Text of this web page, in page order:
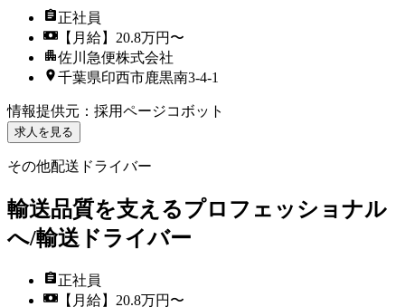
正社員
【月給】20.8万円〜
佐川急便株式会社
千葉県印西市鹿黒南3-4-1
情報提供元 ： 採用ページコボット
求人を見る
その他配送ドライバー
輸送品質を支えるプロフェッショナル
へ/輸送ドライバー
正社員
【月給】20.8万円〜